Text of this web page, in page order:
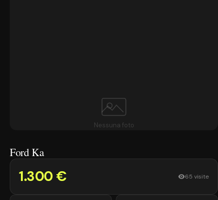
Nessuna foto
Ford Ka
1.300 € 65 visite